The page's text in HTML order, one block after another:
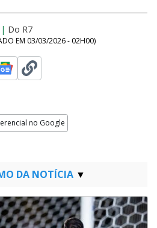
| Do R7
EM 03/03/2026 - 02H00)
no Google
DA NOTÍCIA